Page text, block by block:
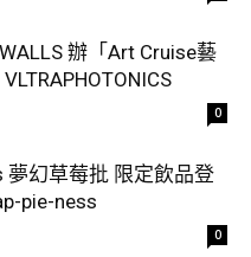
辦「Art Cruise藝
0
夢幻草莓批 限定飲品登
pie-ness
0